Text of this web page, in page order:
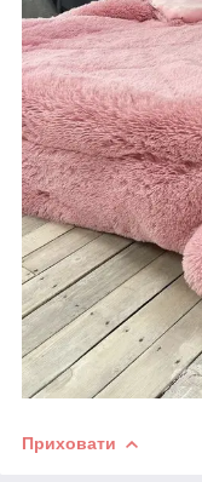
Приховати